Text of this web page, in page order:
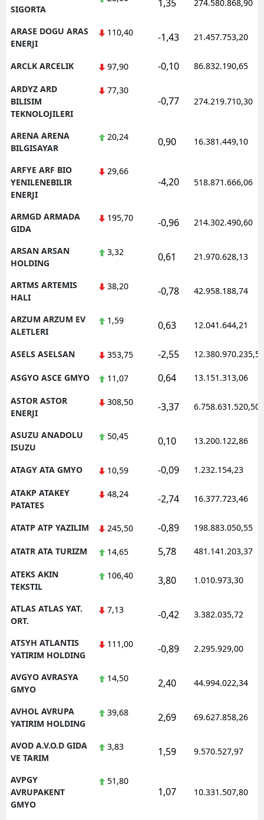
SIGORTA
1,35 274.580.868,90
ARASE DOGU ARAS
ENERJI
110,40 -1,43 21.457.753,20
ARCLK ARCELIK 97,90 -0,10 86.832.190,65
ARDYZ ARD
BILISIM
TEKNOLOJILERI
77,30
-0,77 274.219.710,30
ARENA ARENA
BILGISAYAR
20,24 0,90 16.381.449,10
ARFYE ARF BIO
YENILENEBILIR
ENERJI
29,66
-4,20 518.871.666,06
ARMGD ARMADA
GIDA
195,70 -0,96 214.302.490,60
ARSAN ARSAN
HOLDING
3,32 0,61 21.970.628,13
ARTMS ARTEMIS
HALI
38,20 -0,78 42.958.188,74
ARZUM ARZUM EV
ALETLERI
1,59 0,63 12.041.644,21
ASELS ASELSAN 353,75 -2,55 12.380.970.235,50
ASGYO ASCE GMYO 11,07 0,64 13.151.313,06
ASTOR ASTOR
ENERJI
308,50 -3,37 6.758.631.520,50
ASUZU ANADOLU
ISUZU
50,45 0,10 13.200.122,86
ATAGY ATA GMYO 10,59 -0,09 1.232.154,23
ATAKP ATAKEY
PATATES
48,24 -2,74 16.377.723,46
ATATP ATP YAZILIM 245,50 -0,89 198.883.050,55
ATATR ATA TURIZM 14,65 5,78 481.141.203,37
ATEKS AKIN
TEKSTIL
106,40 3,80 1.010.973,30
ATLAS ATLAS YAT.
ORT.
7,13 -0,42 3.382.035,72
ATSYH ATLANTIS
YATIRIM HOLDING
111,00 -0,89 2.295.929,00
AVGYO AVRASYA
GMYO
14,50 2,40 44.994.022,34
AVHOL AVRUPA
YATIRIM HOLDING
39,68 2,69 69.627.858,26
AVOD A.V.O.D GIDA
VE TARIM
3,83 1,59 9.570.527,97
AVPGY
AVRUPAKENT
GMYO
51,80
1,07 10.331.507,80